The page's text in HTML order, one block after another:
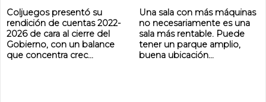
Coljuegos presentó su
rendición de cuentas 2022-
2026 de cara al cierre del
Gobierno, con un balance
que concentra crec...
Una sala con más máquinas
no necesariamente es una
sala más rentable. Puede
tener un parque amplio,
buena ubicación...